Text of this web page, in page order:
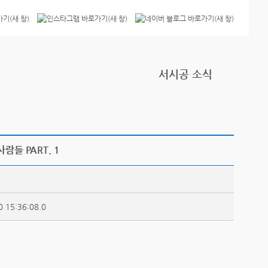
서시공 소식
람들 PART. 1
15:36:08.0